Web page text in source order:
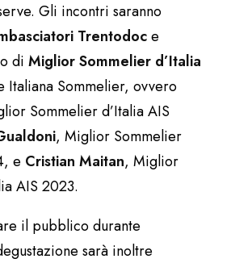
Gli incontri saranno
Trentodoce
di Miglior Sommelier d’Italia
Italiana Sommelier, ovvero
Sommelier d’Italia AIS
, Miglior Sommelier
e Cristian Maitan, Miglior
AIS 2023.
il pubblico durante
sarà inoltre